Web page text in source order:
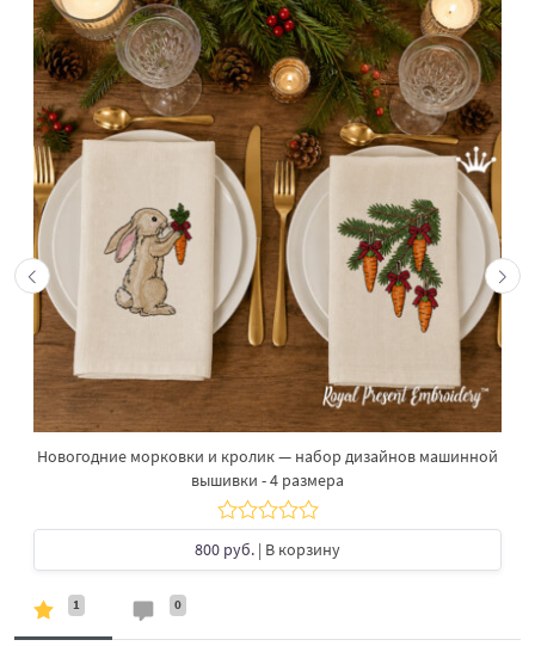
Новогодние морковки и кролик — набор дизайнов машинной
вышивки - 4 размера
800 руб. | В корзину
1 0